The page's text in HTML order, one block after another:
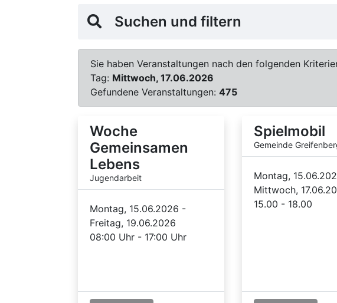
Suchen und filtern
Sie haben Veranstaltungen nach den folgenden
Tag: Mittwoch, 17.06.2026
Gefundene Veranstaltungen: 475
Woche
Gemeinsamen
Lebens
Jugendarbeit
Montag, 15.06.2026 -
Freitag, 19.06.2026
08:00 Uhr - 17:00 Uhr
Spielmobil
Gemeinde
Montag,
Mittwoch,
15.00 - 18.00